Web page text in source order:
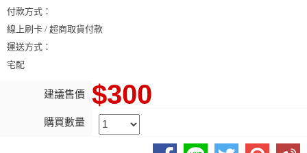
付款方式：
線上刷卡 / 超商取貨付款
運送方式：
宅配
建議售價 $300
購買數量